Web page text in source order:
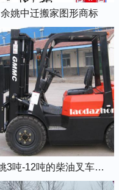
余姚中迁搬家图形商标
余姚3吨-12吨的柴油叉车出租